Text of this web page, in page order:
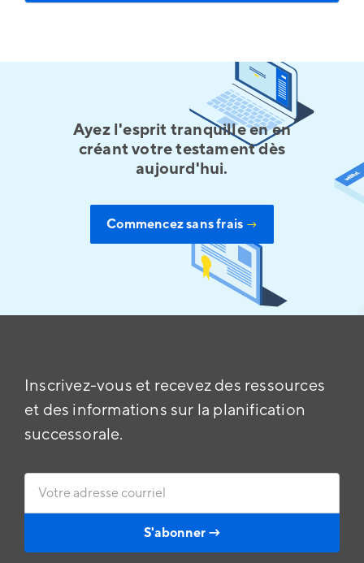
Ayez l'esprit tranquille en en
créant votre testament dès
aujourd'hui.
Commencez sans frais →
Inscrivez-vous et recevez des ressources
et des informations sur la planification
successorale.